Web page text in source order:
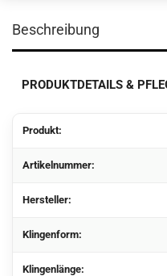
Beschreibung
PRODUKTDETAILS &
Produkt:
Artikelnummer:
Hersteller:
Klingenform:
Klingenlänge: